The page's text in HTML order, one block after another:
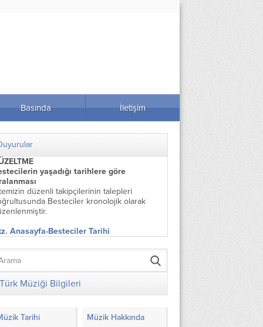
Basında İletişim
yaşadığı tarihlere göre
düzenli takipçilerinin talepleri
Besteciler kronolojik olarak
Anasayfa-Besteciler Tarihi
Türk Müziği Bilgileri
Tarihi Müzik Hakkında